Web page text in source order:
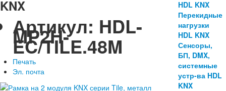
KNX
Артикул: HDL-
MP2H-
EC/TILE.48M
Печать
Эл. почта
HDL KNX
Перекидные
нагрузки
HDL KNX
Сенсоры,
БП, DMX,
системные
устр-ва HDL
KNX